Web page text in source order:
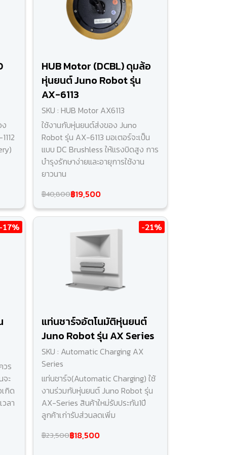
HUB Motor (DCBL) ดุมล้อ
หุ่นยนต์ Juno Robot รุ่น
AX-6113
SKU : HUB Motor AX6113
ใช้งานกับหุ่นยนต์ส่งของ Juno
Robot รุ่น AX-6113 มอเตอร์จะเป็น
แบบ DC Brushless ให้แรงบิดสูง การ
บำรุงรักษาง่ายและอายุการใช้งาน
ยาวนาน
฿40,800฿19,500
17%
วร
ะ
กิด
ลา
-21%
แท่นชาร์จอัตโนมัติหุ่นยนต์
Juno Robot รุ่น AX Series
SKU : Automatic Charging AX
Series
แท่นชาร์จ(Automatic Charging) ใช้
งานร่วมกับหุ่นยนต์ Juno Robot รุ่น
AX-Series สินค้าใหม่รับประกัน1ปี
ลูกค้าเก่ารับส่วนลดเพิ่ม
฿23,500฿18,500